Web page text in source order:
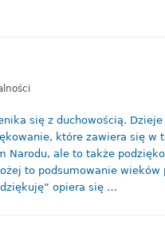
się z duchowością. Dzieje
które zawiera się w
Narodu, ale to także
to podsumowanie wieków
opiera się …